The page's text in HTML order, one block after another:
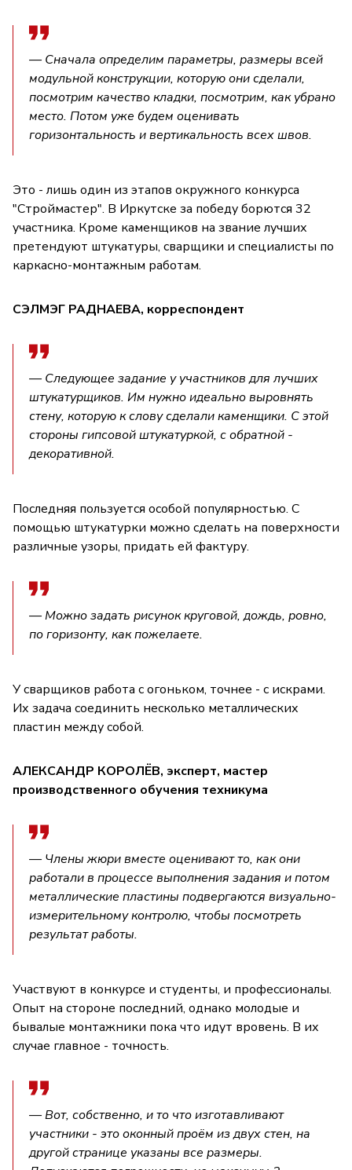
— Сначала определим параметры, размеры всей
модульной конструкции, которую они сделали,
посмотрим качество кладки, посмотрим, как убрано
место. Потом уже будем оценивать
горизонтальность и вертикальность всех швов.
Это - лишь один из этапов окружного конкурса
"Строймастер". В Иркутске за победу борются 32
участника. Кроме каменщиков на звание лучших
претендуют штукатуры, сварщики и специалисты по
каркасно-монтажным работам.
СЭЛМЭГ РАДНАЕВА, корреспондент
— Следующее задание у участников для лучших
штукатурщиков. Им нужно идеально выровнять
стену, которую к слову сделали каменщики. С этой
стороны гипсовой штукатуркой, с обратной -
декоративной.
Последняя пользуется особой популярностью. С
помощью штукатурки можно сделать на поверхности
различные узоры, придать ей фактуру.
— Можно задать рисунок круговой, дождь, ровно,
по горизонту, как пожелаете.
У сварщиков работа с огоньком, точнее - с искрами.
Их задача соединить несколько металлических
пластин между собой.
АЛЕКСАНДР КОРОЛЁВ, эксперт, мастер
производственного обучения техникума
— Члены жюри вместе оценивают то, как они
работали в процессе выполнения задания и потом
металлические пластины подвергаются визуально-
измерительному контролю, чтобы посмотреть
результат работы.
Участвуют в конкурсе и студенты, и профессионалы.
Опыт на стороне последний, однако молодые и
бывалые монтажники пока что идут вровень. В их
случае главное - точность.
— Вот, собственно, и то что изготавливают
участники - это оконный проём из двух стен, на
другой странице указаны все размеры.